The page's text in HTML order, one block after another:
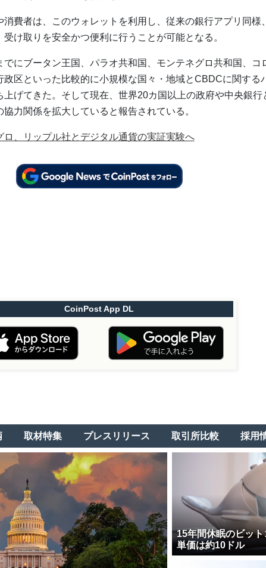
消費者は、このウォレットを利用し、従来の銀行アプリ同様
け取りを安全かつ便利に行うことが可能となる。
でにブータン王国、パラオ共和国、モンテネグロ共和国、コ
政区といった比較的に小規模な国々・地域とCBDCに関する
上げてきた。そして現在、世界20カ国以上の政府や中央銀行
力関係を拡大していると報告されている。
ロ、リップル社とデジタル通貨の実証実験へ
CoinPost App DL
取材特集 プレスリリース 取引所比較 採用
15年間休眠のビッ
単価は約10ドル